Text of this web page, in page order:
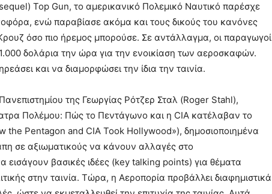
Top Gun, το αμερικανικό Πολεμικό Ναυτικό παρέσχε
ενώ παραβίασε ακόμα και τους δικούς του κανόνες
όσο πιο ήρεμος μπορούσε. Σε αντάλλαγμα, οι παραγωγοί
δολάρια την ώρα για την ενοικίαση των αεροσκαφών.
και να διαμορφώσει την ίδια την ταινία.
της Γεωργίας Ρότζερ Σταλ (Roger Stahl),
Πολέμου: Πώς το Πεντάγωνο και η CIA κατέλαβαν το
the Pentagon and CIA Took Hollywood»), δημοσιοποιημένα
σε αξιωματικούς να κάνουν αλλαγές στο
εισάγουν βασικές ιδέες (key talking points) για θέματα
στην ταινία. Τώρα, η Αεροπορία προβάλλει διαφημιστικά